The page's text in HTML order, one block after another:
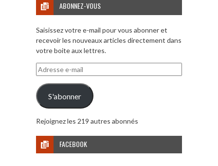
ABONNEZ-VOUS
Saisissez votre e-mail pour vous abonner et
recevoir les nouveaux articles directement dans
votre boite aux lettres.
Adresse
e-
mail
S'abonner
Rejoignez les 219 autres abonnés
FACEBOOK